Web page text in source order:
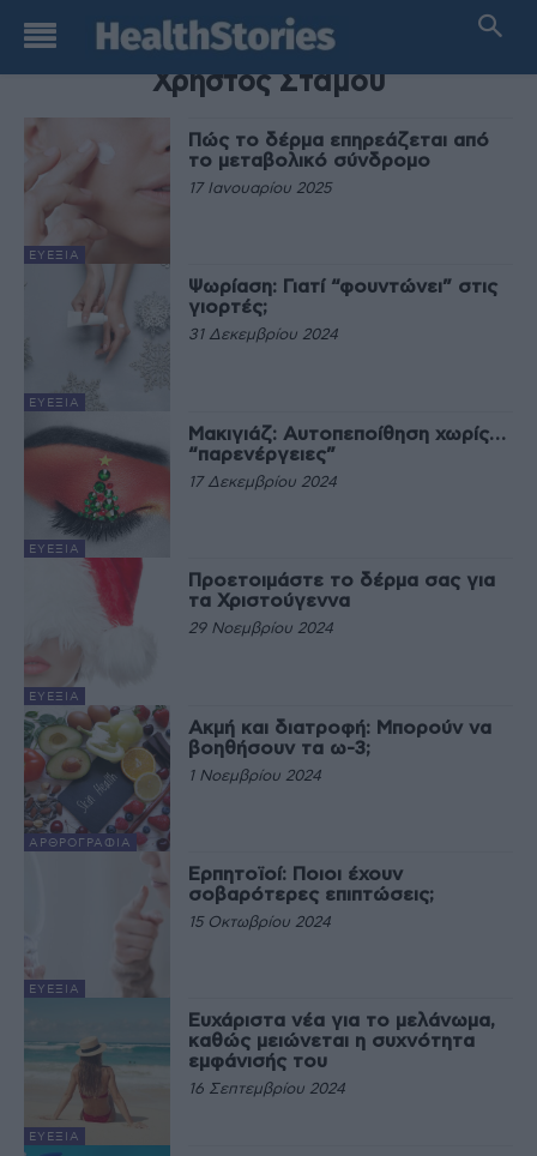
TAG
Χρήστος Στάμου
ΕΥΕΞΊΑ
Πώς το δέρμα επηρεάζεται από
το μεταβολικό σύνδρομο
17 Ιανουαρίου 2025
ΕΥΕΞΊΑ
Ψωρίαση: Γιατί “φουντώνει” στις
γιορτές;
31 Δεκεμβρίου 2024
ΕΥΕΞΊΑ
Μακιγιάζ: Αυτοπεποίθηση χωρίς…
“παρενέργειες”
17 Δεκεμβρίου 2024
ΕΥΕΞΊΑ
Προετοιμάστε το δέρμα σας για
τα Χριστούγεννα
29 Νοεμβρίου 2024
ΑΡΘΡΟΓΡΑΦΊΑ
Ακμή και διατροφή: Μπορούν να
βοηθήσουν τα ω-3;
1 Νοεμβρίου 2024
ΕΥΕΞΊΑ
Ερπητοϊοί: Ποιοι έχουν
σοβαρότερες επιπτώσεις;
15 Οκτωβρίου 2024
ΕΥΕΞΊΑ
Ευχάριστα νέα για το μελάνωμα,
καθώς μειώνεται η συχνότητα
εμφάνισής του
16 Σεπτεμβρίου 2024